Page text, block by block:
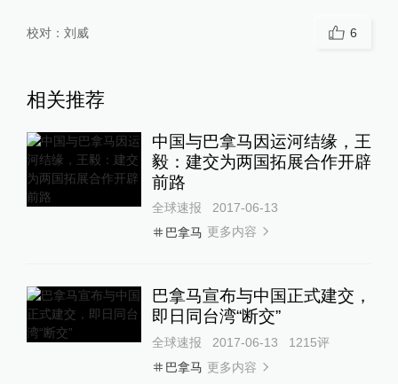
校对： 刘威 6
相关推荐
中国与巴拿马因运河结缘，王
毅：建交为两国拓展合作开辟
前路
全球速报
2017-06-13
巴拿马 更多内容
巴拿马宣布与中国正式建交，
即日同台湾“断交”
全球速报 2017-06-13 1215评
巴拿马 更多内容